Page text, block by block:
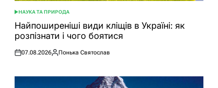
ОПУБЛІКУВАТИ
У
НАУКА ТА ПРИРОДА
Найпоширеніші види кліщів в Україні: як
розпізнати і чого боятися
Оприлюднено
07.08.2026
Опубліковано
Понька Святослав